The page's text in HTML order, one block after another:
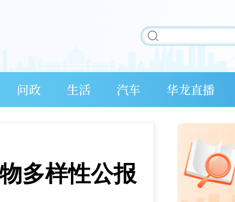
问政 生活 汽车 华龙直播
多样性公报